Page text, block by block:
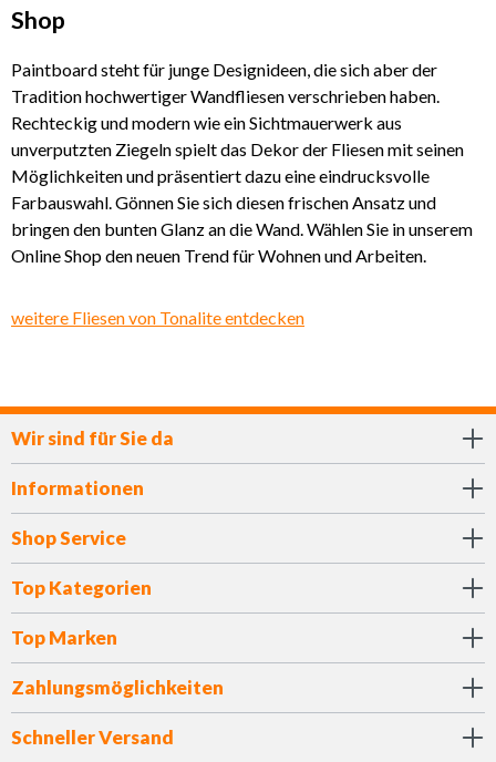
Shop
Paintboard steht für junge Designideen, die sich aber der
Tradition hochwertiger Wandfliesen verschrieben haben.
Rechteckig und modern wie ein Sichtmauerwerk aus
unverputzten Ziegeln spielt das Dekor der Fliesen mit seinen
Möglichkeiten und präsentiert dazu eine eindrucksvolle
Farbauswahl. Gönnen Sie sich diesen frischen Ansatz und
bringen den bunten Glanz an die Wand. Wählen Sie in unserem
Online Shop den neuen Trend für Wohnen und Arbeiten.
weitere Fliesen von Tonalite entdecken
Wir sind für Sie da
Informationen
Shop Service
Top Kategorien
Top Marken
Zahlungsmöglichkeiten
Schneller Versand